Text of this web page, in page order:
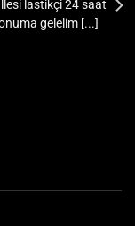
lastikçi 24 saat
gelelim [...]